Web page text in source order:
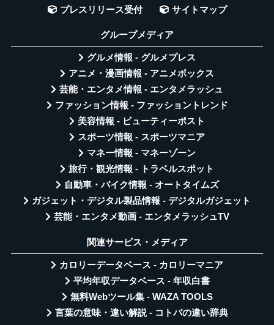
プレスリリース受付
サイトマップ
グループメディア
グルメ情報 - グルメプレス
アニメ・漫画情報 - アニメボックス
芸能・エンタメ情報 - エンタメラッシュ
ファッション情報 - ファッショントレンド
美容情報 - ビューティーポスト
スポーツ情報 - スポーツマニア
マネー情報 - マネーゾーン
旅行・観光情報 - トラベルスポット
自動車・バイク情報 - オートタイムズ
ガジェット・デジタル製品情報 - デジタルガジェット
芸能・エンタメ動画 - エンタメラッシュTV
関連サービス・メディア
カロリーデータベース - カロリーマニア
平均年収データベース - 年収白書
無料Webツール集 - WAZA TOOLS
言葉の意味・違い解説 - コトバの違い辞典